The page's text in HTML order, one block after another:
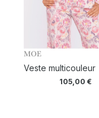
MOE
Veste multicouleur
105,00€